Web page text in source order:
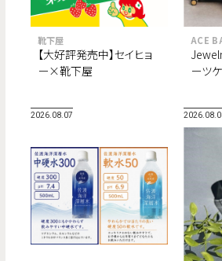
靴下屋
【大好評発売中】セイヒョ
ー×靴下屋
ACE
ーツ
2026.08.07